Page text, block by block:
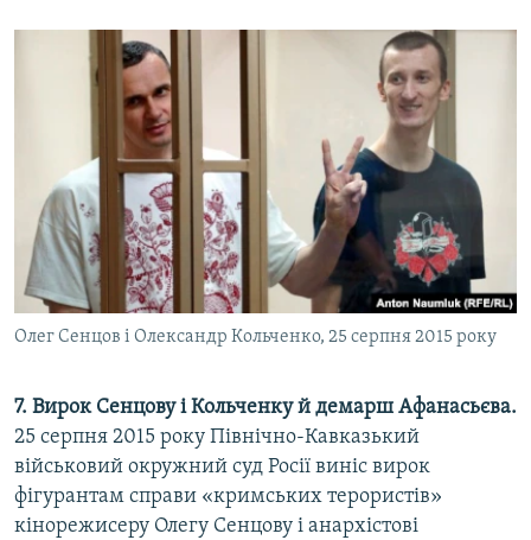
Олег Сенцов і Олександр Кольченко, 25 серпня 2015 року
7. Вирок Сенцову і Кольченку й демарш Афанасьєва.
25 серпня 2015 року Північно-Кавказький
військовий окружний суд Росії виніс вирок
фігурантам справи «кримських терористів»
кінорежисеру Олегу Сенцову і анархістові